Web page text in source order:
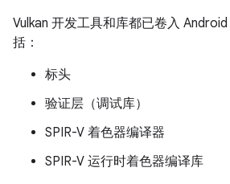
Vulkan 开发工具和库都已卷入
括：
标头
验证层（调试库）
SPIR-V 着色器编译器
SPIR-V 运行时着色器编译库